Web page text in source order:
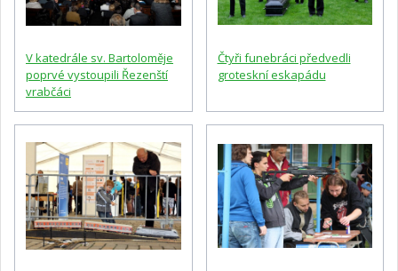
V katedrále sv. Bartoloměje
poprvé vystoupili Řezenští
vrabčáci
Čtyři funebráci předvedli
groteskní eskapádu